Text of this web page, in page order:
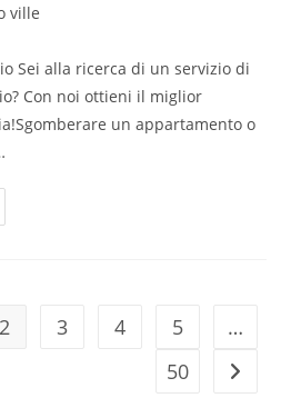
ville
Sei alla ricerca di un servizio di
Con noi ottieni il miglior
un appartamento o
2 3 4 5
…
50